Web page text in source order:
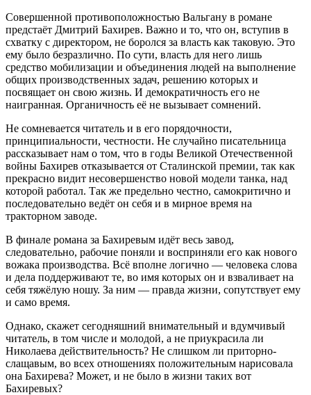
Совершенной противоположностью Вальгану в романе
предстаёт Дмитрий Бахирев. Важно и то, что он, вступив в
схватку с директором, не боролся за власть как таковую. Это
ему было безразлично. По сути, власть для него лишь
средство мобилизации и объединения людей на выполнение
общих производственных задач, решению которых и
посвящает он свою жизнь. И демократичность его не
наигранная. Органичность её не вызывает сомнений.
Не сомневается читатель и в его порядочности,
принципиальности, честности. Не случайно писательница
рассказывает нам о том, что в годы Великой Отечественной
войны Бахирев отказывается от Сталинской премии, так как
прекрасно видит несовершенство новой модели танка, над
которой работал. Так же предельно честно, самокритично и
последовательно ведёт он себя и в мирное время на
тракторном заводе.
В финале романа за Бахиревым идёт весь завод,
следовательно, рабочие поняли и восприняли его как нового
вожака производства. Всё вполне логично — человека слова
и дела поддерживают те, во имя которых он и взваливает на
себя тяжёлую ношу. За ним — правда жизни, сопутствует ему
и само время.
Однако, скажет сегодняшний внимательный и вдумчивый
читатель, в том числе и молодой, а не приукрасила ли
Николаева действительность? Не слишком ли приторно-
слащавым, во всех отношениях положительным нарисовала
она Бахирева? Может, и не было в жизни таких вот
Бахиревых?